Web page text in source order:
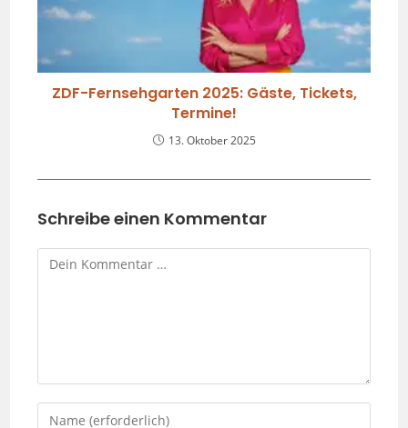
ZDF-Fernsehgarten 2025: Gäste, Tickets,
Termine!
13. Oktober 2025
Schreibe einen Kommentar